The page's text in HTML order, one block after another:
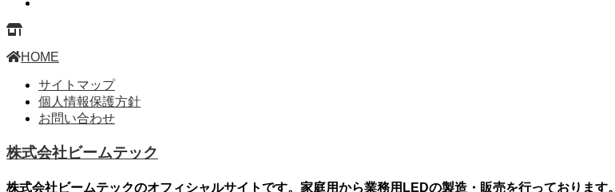
HOME
サイトマップ
個人情報保護方針
お問い合わせ
株式会社ビームテック
株式会社ビームテックのオフィシャルサイトです。家庭用から業務用LEDの製造・販売を行っております。